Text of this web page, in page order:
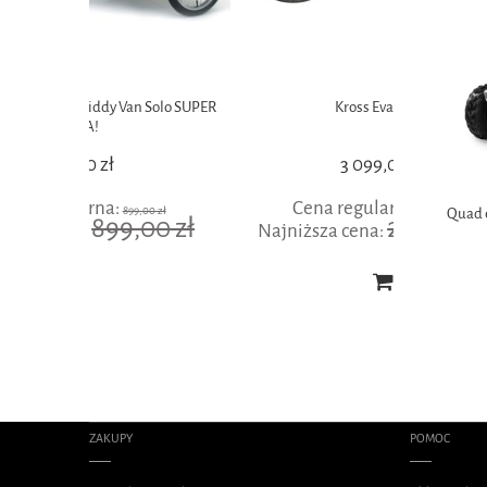
Kross Evado 6.0
Cena regularna:
4 199,00 zł
Najniższa cena: 2 899,00 zł Quad
ZAKUPY POMOC